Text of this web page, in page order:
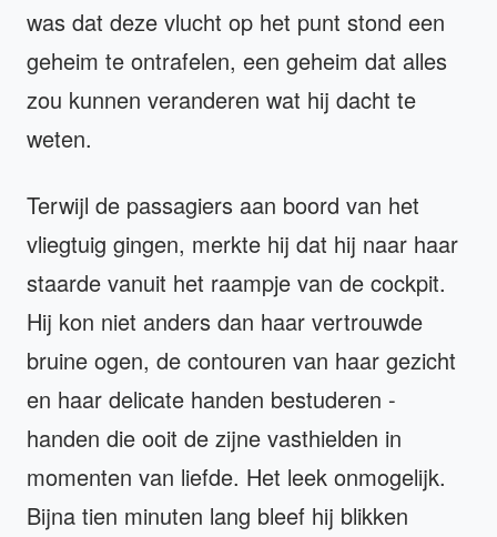
was dat deze vlucht op het punt stond een
geheim te ontrafelen, een geheim dat alles
zou kunnen veranderen wat hij dacht te
weten.
Terwijl de passagiers aan boord van het
vliegtuig gingen, merkte hij dat hij naar haar
staarde vanuit het raampje van de cockpit.
Hij kon niet anders dan haar vertrouwde
bruine ogen, de contouren van haar gezicht
en haar delicate handen bestuderen -
handen die ooit de zijne vasthielden in
momenten van liefde. Het leek onmogelijk.
Bijna tien minuten lang bleef hij blikken